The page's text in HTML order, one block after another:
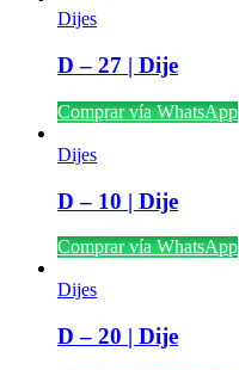
Dijes
D – 27 | Dije
Comprar vía WhatsApp
Dijes
D – 10 | Dije
Comprar vía WhatsApp
Dijes
D – 20 | Dije